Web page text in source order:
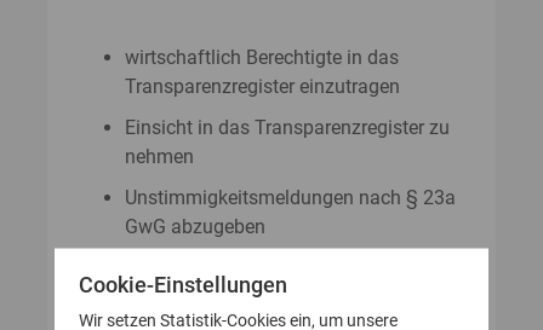
wirtschaftlich Berechtigte in das
Transparenzregister einzutragen
Einsicht in das Transparenzregister zu
nehmen
Unstimmigkeitsmeldungen nach § 23a
GwG abzugeben
GwG zu stellen
Cookie-Einstellungen
Wir setzen Statistik-Cookies ein, um unsere